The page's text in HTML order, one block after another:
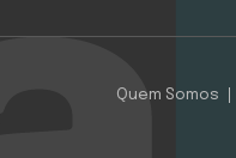
Quem Somos